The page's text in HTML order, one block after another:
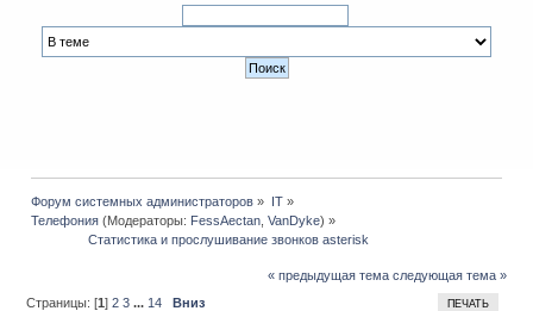
Форум системных администраторов » IT»
Телефония (Модераторы: FessAectan ,VanDyke) »
                Статистика и прослушивание звонков asterisk
« предыдущая тема следующая тема »
ПЕЧАТЬ
Страницы: [1]2 3 ... 14 Вниз